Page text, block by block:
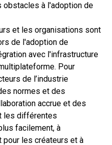
obstacles à l'adoption de
et les organisations sont
de l'adoption de
avec l'infrastructure
Pour
de l’industrie
normes et des
accrue et des
les différentes
facilement, à
les créateurs et à